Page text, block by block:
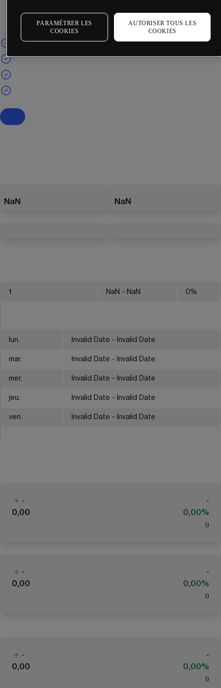
NaN NaN
1 NaN - NaN 0%
lun. Invalid Date - Invalid Date
mar. Invalid Date - Invalid Date
mer. Invalid Date - Invalid Date
jeu. Invalid Date - Invalid Date
ven. Invalid Date - Invalid Date
-
-
0,00
0,00%
( )
-
-
0,00
0,00%
( )
-
-
0,00
0,00%
( )
PARAMÉTRER LES
COOKIES
AUTORISER TOUS LES
COOKIES